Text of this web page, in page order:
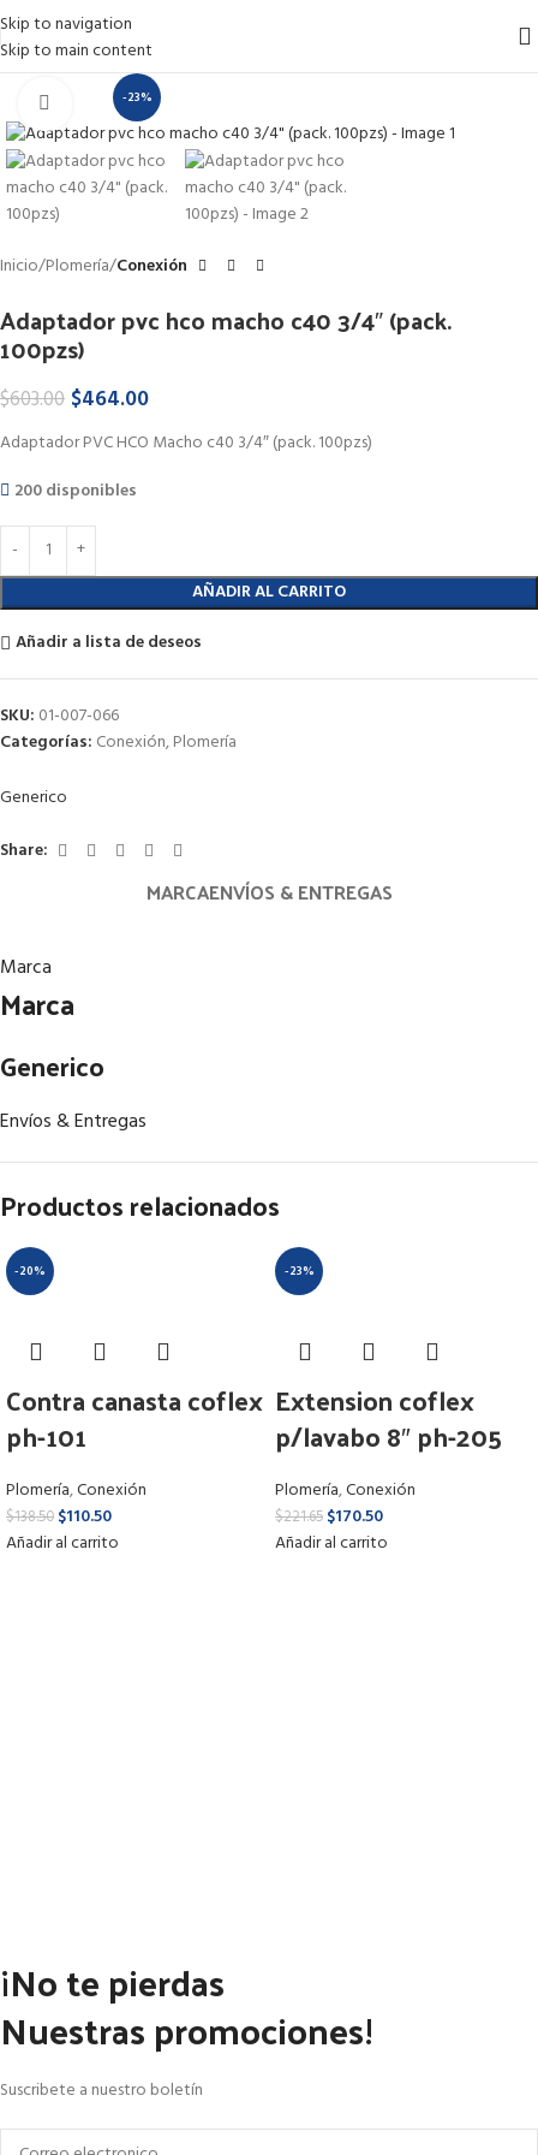
Skip to navigation
Skip to main content
-23%
Haga Click para agrandar
Inicio Plomería Conexión
Adaptador pvc hco macho c40 3/4″ (pack.
100pzs)
$603.00 $464.00
Adaptador PVC HCO Macho c40 3/4″ (pack. 100pzs)
200 disponibles
AÑADIR AL CARRITO
Añadir a lista de deseos
SKU: 01-007-066
Categorías: Conexión,Plomería
Generico
Share:
MARCAENVÍOS & ENTREGAS
Marca
Marca
Generico
Envíos & Entregas
Productos relacionados
-20%
Contra canasta coflex
ph-101
Plomería,Conexión
$138.50 $110.50
Añadir al carrito
-23%
Extension coflex
p/lavabo 8″ ph-205
Plomería,Conexión
$221.65 $170.50
Añadir al carrito
¡No te pierdas
Nuestras promociones!
Suscribete a nuestro boletín